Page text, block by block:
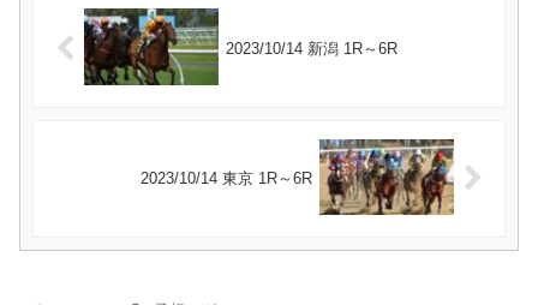
2023/10/14 新潟 1R～6R
2023/10/14 東京 1R～6R